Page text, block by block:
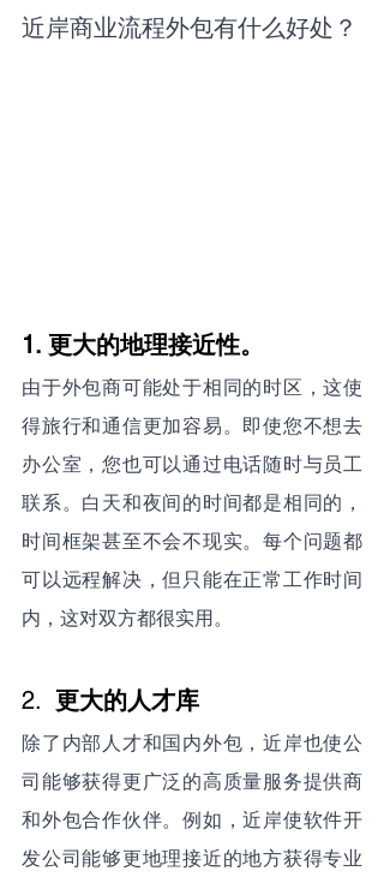
近岸商业流程外包有什么好处？
1. 更大的地理接近性。
由于外包商可能处于相同的时区，这使
得旅行和通信更加容易。即使您不想去
办公室，您也可以通过电话随时与员工
联系。白天和夜间的时间都是相同的，
时间框架甚至不会不现实。每个问题都
可以远程解决，但只能在正常工作时间
内，这对双方都很实用。
2. 更大的人才库
除了内部人才和国内外包，近岸也使公
司能够获得更广泛的高质量服务提供商
和外包合作伙伴。例如，近岸使软件开
发公司能够更地理接近的地方获得专业